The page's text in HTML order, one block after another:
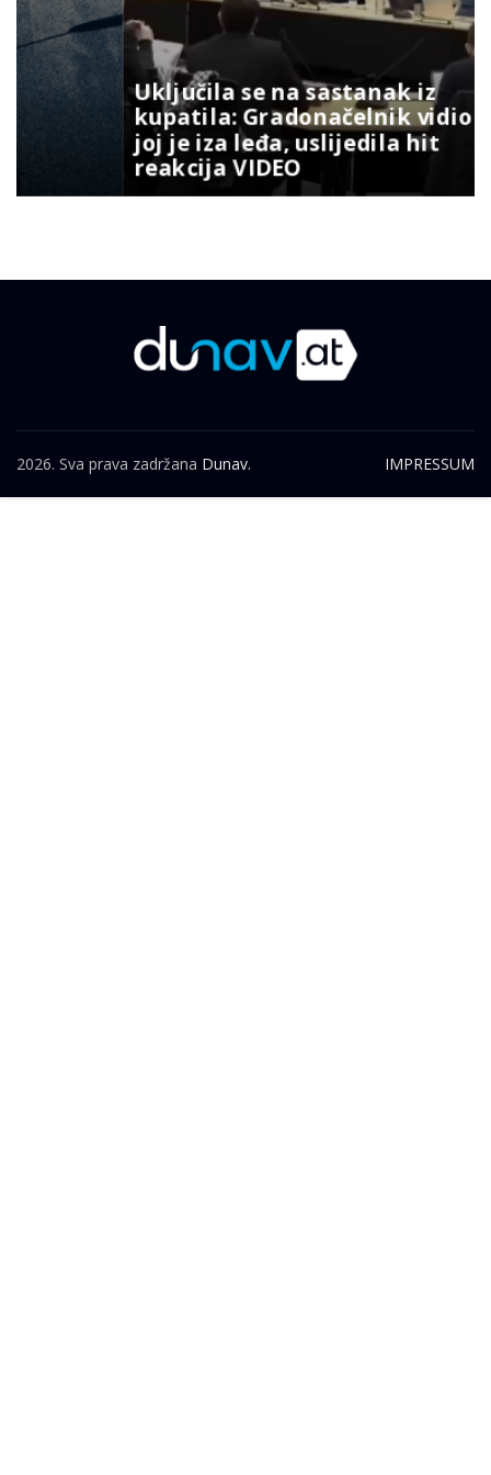
Uključila se na sastanak iz
kupatila: Gradonačelnik vidio šta
joj je iza leđa, uslijedila hit
reakcija VIDEO
2026. Sva prava zadržana Dunav. IMPRESSUM